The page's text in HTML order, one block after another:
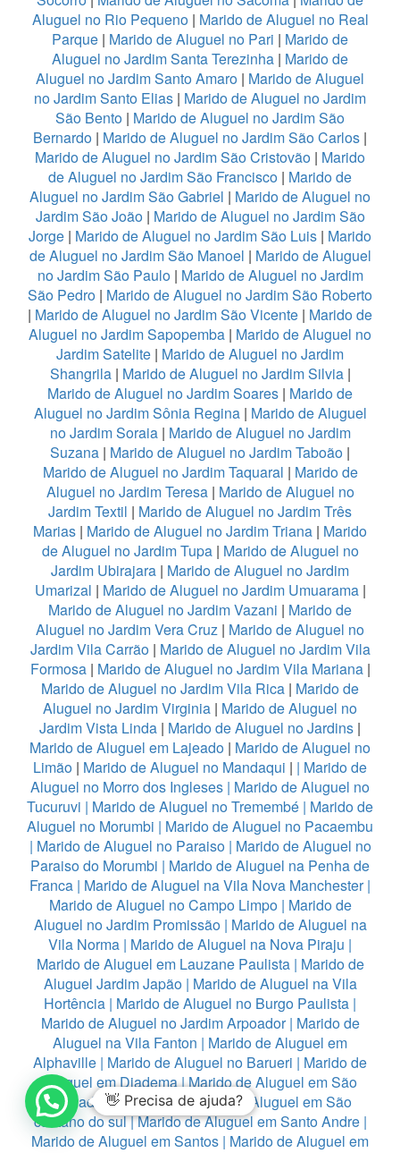
Aluguel no Rio Pequeno| Marido de Aluguel no Real
Parque | Marido de Aluguel no Pari | Marido de
Aluguel no Jardim Santa Terezinha | Marido de
Aluguel no Jardim Santo Amaro | Marido de Aluguel
no Jardim Santo Elias | Marido de Aluguel no Jardim
São Bento | Marido de Aluguel no Jardim São
Bernardo | Marido de Aluguel no Jardim São Carlos |
Marido de Aluguel no Jardim São Cristovão | Marido
de Aluguel no Jardim São Francisco | Marido de
Aluguel no Jardim São Gabriel | Marido de Aluguel no
Jardim São João| Marido de Aluguel no Jardim São
Jorge | Marido de Aluguel no Jardim São Luis | Marido
de Aluguel no Jardim São Manoel | Marido de Aluguel
no Jardim São Paulo| Marido de Aluguel no Jardim
São Pedro | Marido de Aluguel no Jardim São Roberto
| Marido de Aluguel no Jardim São Vicente | Marido de
Aluguel no Jardim Sapopemba | Marido de Aluguel no
Jardim Satelite | Marido de Aluguel no Jardim
Shangrila| Marido de Aluguel no Jardim Silvia|
Marido de Aluguel no Jardim Soares | Marido de
Aluguel no Jardim Sônia Regina| Marido de Aluguel
no Jardim Soraia| Marido de Aluguel no Jardim
Suzana | Marido de Aluguel no Jardim Taboão |
Marido de Aluguel no Jardim Taquaral | Marido de
Aluguel no Jardim Teresa| Marido de Aluguel no
Jardim Textil | Marido de Aluguel no Jardim Três
Marias | Marido de Aluguel no Jardim Triana | Marido
de Aluguel no Jardim Tupa| Marido de Aluguel no
Jardim Ubirajara | Marido de Aluguel no Jardim
Umarizal | Marido de Aluguel no Jardim Umuarama|
Marido de Aluguel no Jardim Vazani | Marido de
Aluguel no Jardim Vera Cruz | Marido de Aluguel no
Jardim Vila Carrão| Marido de Aluguel no Jardim Vila
Formosa| Marido de Aluguel no Jardim Vila Mariana|
Marido de Aluguel no Jardim Vila Rica | Marido de
Aluguel no Jardim Virginia | Marido de Aluguel no
Jardim Vista Linda | Marido de Aluguel no Jardins |
Marido de Aluguel em Lajeado | Marido de Aluguel no
Limão | Marido de Aluguel no Mandaqui | | Marido de
Aluguel no Morro dos Ingleses | Marido de Aluguel no
Tucuruvi | Marido de Aluguel no Tremembé | Marido de
Aluguel no Morumbi | Marido de Aluguel no Pacaembu
| Marido de Aluguel no Paraiso| Marido de Aluguel no
Paraiso do Morumbi | Marido de Aluguel na Penha de
Franca | Marido de Aluguel na Vila Nova Manchester|
Marido de Aluguel no Campo Limpo| Marido de
Aluguel no Jardim Promissão| Marido de Aluguel na
Vila Norma | Marido de Aluguel na Nova Piraju |
Marido de Aluguel em Lauzane Paulista| Marido de
Aluguel Jardim Japão| Marido de Aluguel na Vila
Hortência | Marido de Aluguel no Burgo Paulista |
Marido de Aluguel no Jardim Arpoador| Marido de
Aluguel na Vila Fanton | Marido de Aluguel em
Alphaville | Marido de Aluguel no Barueri | Marido de
Aluguel em Diadema|Marido de Aluguel em São
Bernado do Campo |Marido de Aluguel em São
caetano do sul|Marido de Aluguel em Santo Andre|
Marido de Aluguel em Santos | Marido de Aluguel em
👋 Precisa de ajuda?